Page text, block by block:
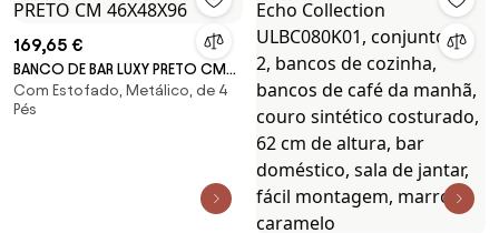
169,65 €
BANCO DE BAR LUXY PRETO CM
46X48X96
Com Estofado, Metálico, de 4
Pés